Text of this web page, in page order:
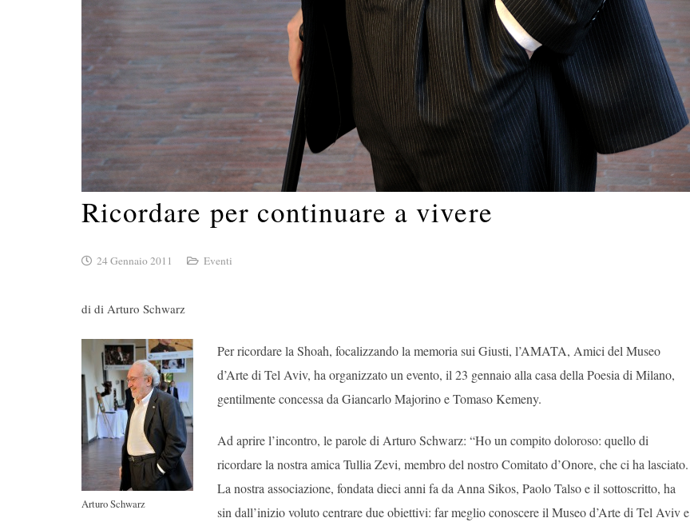
Ricordare per continuare a vivere
24 Gennaio 2011 Eventi
di di Arturo Schwarz
Arturo Schwarz
Per ricordare la Shoah, focalizzando la memoria sui Giusti, l’AMATA, Amici del Museo
d’Arte di Tel Aviv, ha organizzato un evento, il 23 gennaio alla casa della Poesia di Milano,
gentilmente concessa da Giancarlo Majorino e Tomaso Kemeny.
Ad aprire l’incontro, le parole di Arturo Schwarz: “Ho un compito doloroso: quello di
ricordare la nostra amica Tullia Zevi, membro del nostro Comitato d’Onore, che ci ha lasciato.
La nostra associazione, fondata dieci anni fa da Anna Sikos, Paolo Talso e il sottoscritto, ha
sin dall’inizio voluto centrare due obiettivi: far meglio conoscere il Museo d’Arte di Tel Aviv e